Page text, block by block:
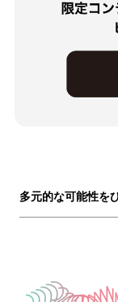
多元的な可能性を